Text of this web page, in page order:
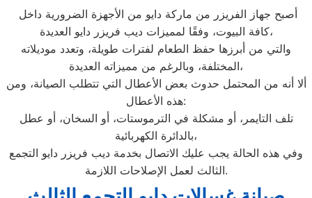
كافة البيوت، وفقًا لمميزات ديب فريزر دايو العديدة،
والتي من أبرزها حفظ الطعام لفترات طويلة، وتعدد موديلاته
المختلفة، وبالرغم من مميزاته العديدة،
ألا أنه من المحتمل حدوث بعض الأعطال التي تتطلب الصيانة، ومن
هذه الأعطال:
تلف التايمر، أو مشكلة في الترموستات، أو السخان، أو عطل
بالدائرة الكهربائية،
وفي هذه الحالة يجب عليك الاتصال بخدمة ديب فريزر دايو التجمع
الثالث لعمل الإصلاحات اللازمة.